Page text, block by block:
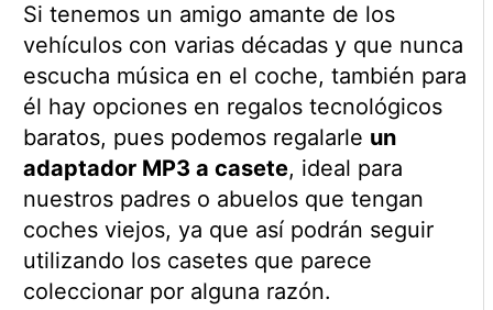
Si tenemos un amigo amante de los
vehículos con varias décadas y que nunca
escucha música en el coche, también para
él hay opciones en regalos tecnológicos
baratos, pues podemos regalarle un
adaptador MP3 a casete, ideal para
nuestros padres o abuelos que tengan
coches viejos, ya que así podrán seguir
utilizando los casetes que parece
coleccionar por alguna razón.